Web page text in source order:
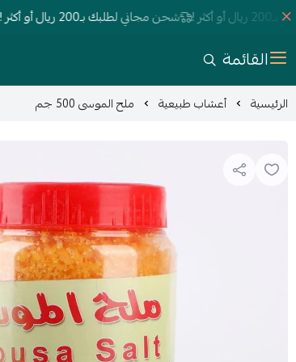
! شحن مجاني لطلبك بـ200 ريال أو أكثر !
القائمة
الرئيسية أعشاب طبيعية ملح الموسى 500 جم